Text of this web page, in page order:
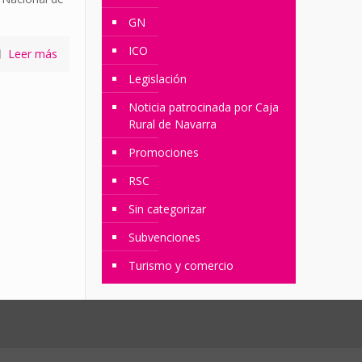
Leer más
GN
ICO
Legislación
Noticia patrocinada por Caja
Rural de Navarra
Promociones
RSC
Sin categorizar
Subvenciones
Turismo y comercio